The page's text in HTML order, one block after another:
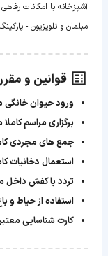
آشپزخانه با امکانات
مبلمان و تلویزیون - پارکینگ برای 7
قوانین و
ورود حیوان
برگزاری مراسم
جمع های مجردی
استعمال دخانیات
تردد با کفش
استفاده از حیاط و
کارت شناسایی